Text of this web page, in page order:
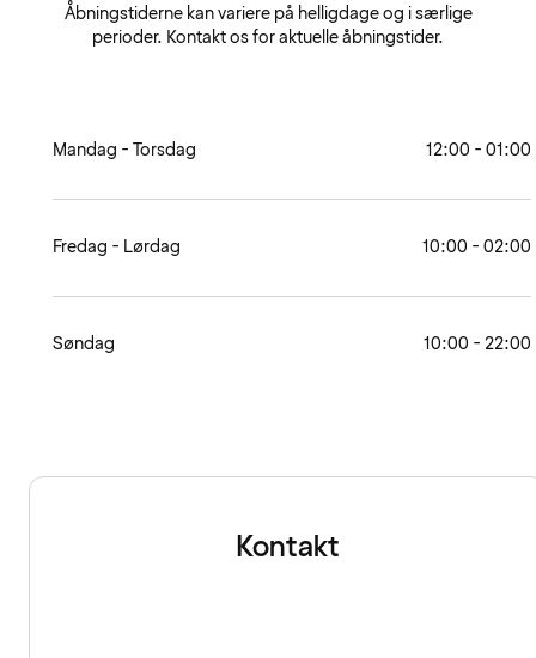
Åbningstiderne kan variere på helligdage og i særlige
perioder. Kontakt os for aktuelle åbningstider.
Mandag - Torsdag 12:00 - 01:00
Fredag - Lørdag 10:00 - 02:00
Søndag 10:00 - 22:00
Kontakt